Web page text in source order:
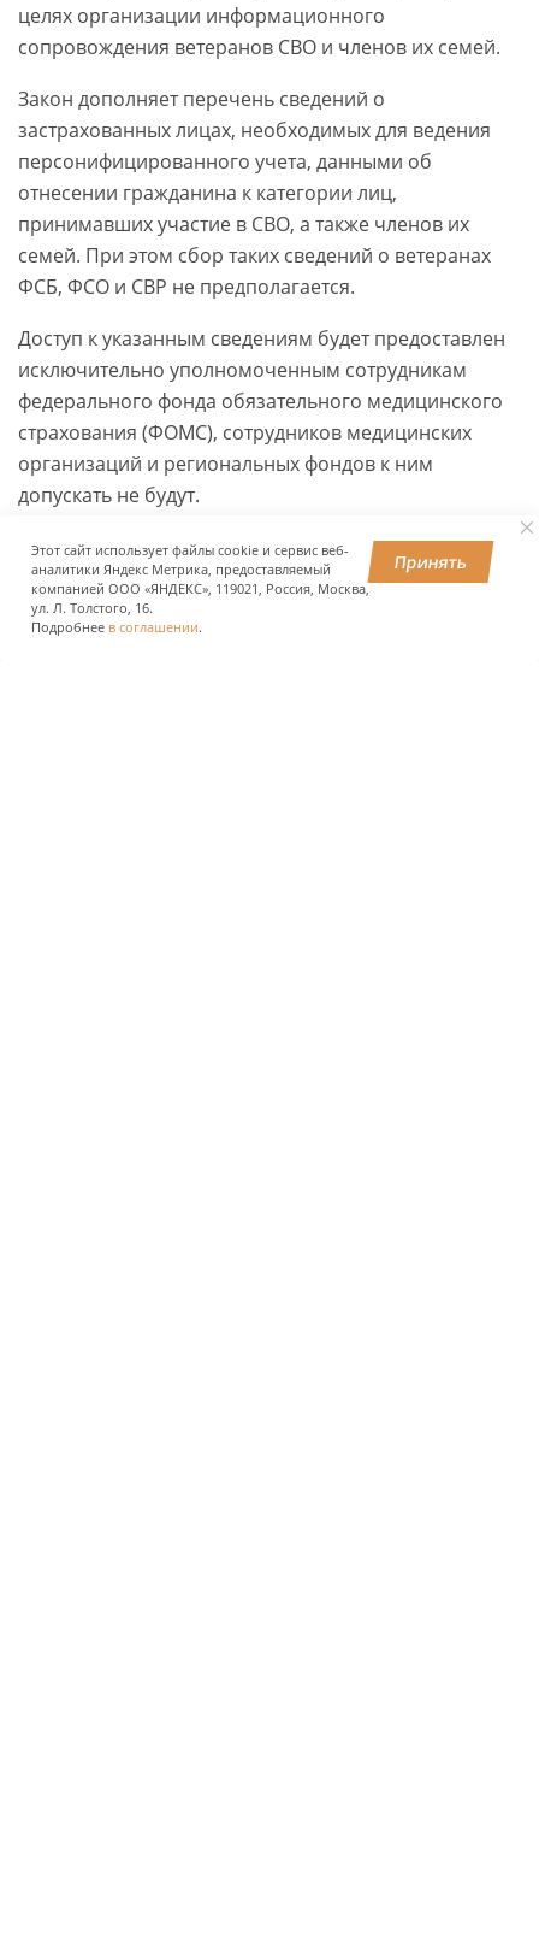
целях организации информационного
сопровождения ветеранов СВО и членов их семей.
Закон дополняет перечень сведений о
застрахованных лицах, необходимых для ведения
персонифицированного учета, данными об
отнесении гражданина к категории лиц,
принимавших участие в СВО, а также членов их
семей. При этом сбор таких сведений о ветеранах
ФСБ, ФСО и СВР не предполагается.
Доступ к указанным сведениям будет предоставлен
исключительно уполномоченным сотрудникам
федерального фонда обязательного медицинского
страхования (ФОМС), сотрудников медицинских
организаций и региональных фондов к ним
допускать не будут.
ПОДЕЛИТЬСЯ
Этот сайт использует файлы cookie и сервис веб-
аналитики Яндекс Метрика, предоставляемый
компанией ООО «ЯНДЕКС», 119021, Россия, Москва,
ул. Л. Толстого, 16.
Подробнее в соглашении.
Принять